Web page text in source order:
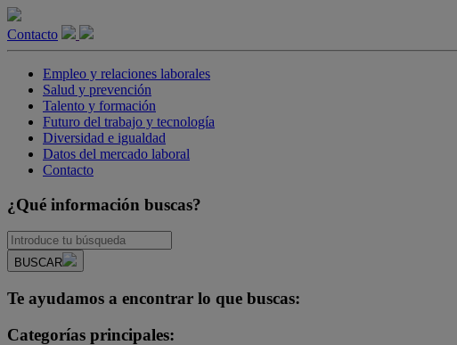
Contacto
Empleo y relaciones laborales
Salud y prevención
Talento y formación
Futuro del trabajo y tecnología
Diversidad e igualdad
Datos del mercado laboral
Contacto
¿Qué información buscas?
BUSCAR
Te ayudamos a encontrar lo que buscas:
Categorías principales: